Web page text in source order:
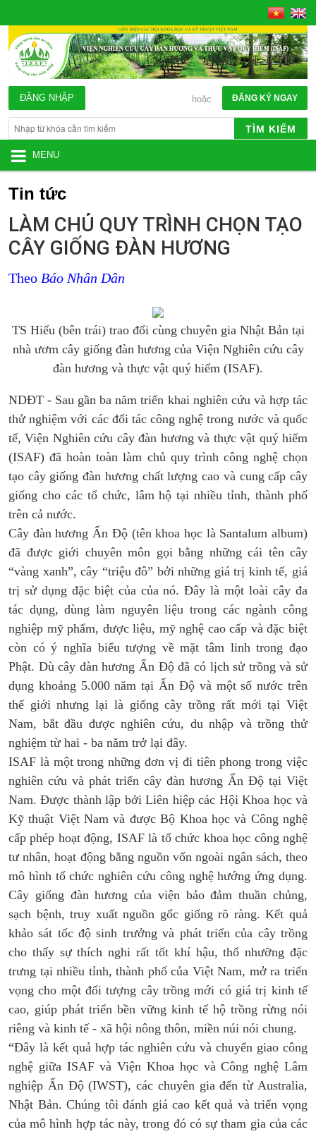
ĐĂNG KÝ NGAY
hoặc
ĐĂNG NHẬP
TÌM KIẾM
MENU
Tin tức
LÀM CHỦ QUY TRÌNH CHỌN TẠO
CÂY GIỐNG ĐÀN HƯƠNG
Theo Báo Nhân Dân
TS Hiếu (bên trái) trao đổi cùng chuyên gia Nhật Bản tại
nhà ươm cây giống đàn hương của Viện Nghiên cứu cây
đàn hương và thực vật quý hiếm (ISAF).
NDĐT - Sau gần ba năm triển khai nghiên cứu và hợp tác
thử nghiệm với các đối tác công nghệ trong nước và quốc
tế, Viện Nghiên cứu cây đàn hương và thực vật quý hiếm
(ISAF) đã hoàn toàn làm chủ quy trình công nghệ chọn
tạo cây giống đàn hương chất lượng cao và cung cấp cây
giống cho các tổ chức, lâm hộ tại nhiều tỉnh, thành phố
trên cả nước.
Cây đàn hương Ấn Độ (tên khoa học là Santalum album)
đã được giới chuyên môn gọi bằng những cái tên cây
“vàng xanh”, cây “triệu đô” bởi những giá trị kinh tế, giá
trị sử dụng đặc biệt của của nó. Đây là một loài cây đa
tác dụng, dùng làm nguyên liệu trong các ngành công
nghiệp mỹ phẩm, dược liệu, mỹ nghệ cao cấp và đặc biệt
còn có ý nghĩa biểu tượng về mặt tâm linh trong đạo
Phật. Dù cây đàn hương Ấn Độ đã có lịch sử trồng và sử
dụng khoảng 5.000 năm tại Ấn Độ và một số nước trên
thế giới nhưng lại là giống cây trồng rất mới tại Việt
Nam, bắt đầu được nghiên cứu, du nhập và trồng thử
nghiệm từ hai - ba năm trở lại đây.
ISAF là một trong những đơn vị đi tiên phong trong việc
nghiên cứu và phát triển cây đàn hương Ấn Độ tại Việt
Nam. Được thành lập bởi Liên hiệp các Hội Khoa học và
Kỹ thuật Việt Nam và được Bộ Khoa học và Công nghệ
cấp phép hoạt động, ISAF là tổ chức khoa học công nghệ
tư nhân, hoạt động bằng nguồn vốn ngoài ngân sách, theo
mô hình tổ chức nghiên cứu công nghệ hướng ứng dụng.
Cây giống đàn hương của viện bảo đảm thuần chủng,
sạch bệnh, truy xuất nguồn gốc giống rõ ràng. Kết quả
khảo sát tốc độ sinh trưởng và phát triển của cây trồng
cho thấy sự thích nghi rất tốt khí hậu, thổ nhưỡng đặc
trưng tại nhiều tỉnh, thành phố của Việt Nam, mở ra triển
vọng cho một đối tượng cây trồng mới có giá trị kinh tế
cao, giúp phát triển bền vững kinh tế hộ trồng rừng nói
riêng và kinh tế - xã hội nông thôn, miền núi nói chung.
“Đây là kết quả hợp tác nghiên cứu và chuyển giao công
nghệ giữa ISAF và Viện Khoa học và Công nghệ Lâm
nghiệp Ấn Độ (IWST), các chuyên gia đến từ Australia,
Nhật Bản. Chúng tôi đánh giá cao kết quả và triển vọng
của mô hình hợp tác này, trong đó có sự tham gia của các